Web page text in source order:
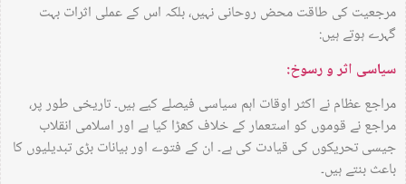
مرجعیت کی طاقت محض روحانی نہیں، بلکہ اس کے عملی اثرات بہت
گہرے ہوتے ہیں:
سیاسی اثر و رسوخ:
مراجع عظام نے اکثر اوقات اہم سیاسی فیصلے کیے ہیں۔ تاریخی طور پر،
مراجع نے قوموں کو استعمار کے خلاف کھڑا کیا ہے اور اسلامی انقلاب
جیسی تحریکوں کی قیادت کی ہے۔ ان کے فتوے اور بیانات بڑی تبدیلیوں کا
باعث بنتے ہیں۔